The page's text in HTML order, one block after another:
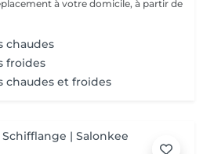
à votre domicile, à partir de
chaudes
froides
chaudes et froides